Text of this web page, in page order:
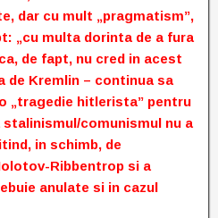
dar cu mult „pragmatism”,
„cu multa dorinta de a fura
de fapt, nu cred in acest
de Kremlin – continua sa
„tragedie hitlerista” pentru
stalinismul/comunismul nu a
in schimb, de
Ribbentrop si a
anulate si in cazul